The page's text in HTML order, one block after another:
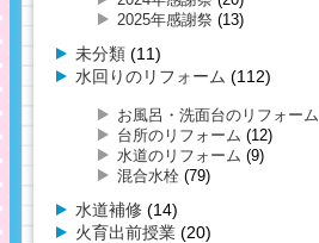
2025年感謝祭 (13)
未分類 (11)
水回りのリフォーム (112)
お風呂・洗面台のリフォーム
台所のリフォーム (12)
水道のリフォーム (9)
混合水栓 (79)
水道補修 (14)
火育出前授業 (20)